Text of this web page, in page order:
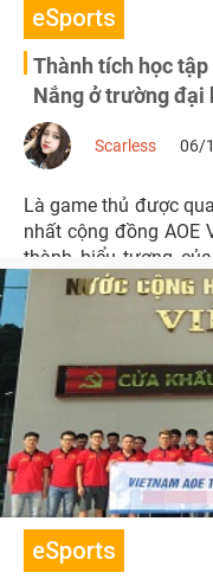
eSports
Thành tích học tập
Nắng ở trường đại
Scarless 06/
Là game thủ được
nhất cộng đồng AOE
thành biểu tượng
chơi hay" sau khi vào
eSports